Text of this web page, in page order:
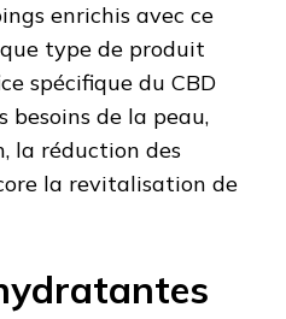
enrichis avec ce
type de produit
spécifique du CBD
de la peau,
la réduction des
la revitalisation de